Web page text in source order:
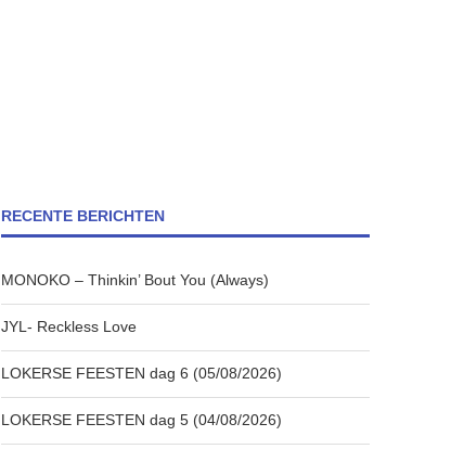
RECENTE BERICHTEN
MONOKO – Thinkin’ Bout You (Always)
JYL- Reckless Love
LOKERSE FEESTEN dag 6 (05/08/2026)
LOKERSE FEESTEN dag 5 (04/08/2026)